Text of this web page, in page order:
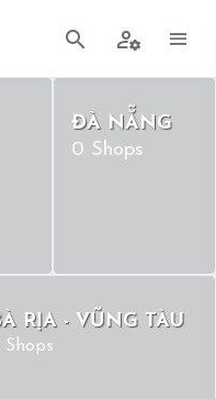
ĐÀ NẴNG
0 Shops
RỊA - VŨNG TÀU
Shops